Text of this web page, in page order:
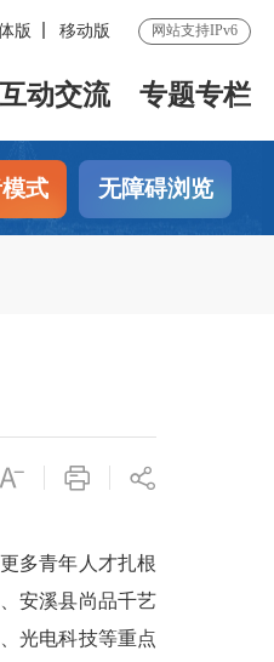
版 移动版 网站支持IPv6
互动交流 专题专栏
式 无障碍浏览
多青年人才扎根
安溪县尚品千艺
光电科技等重点